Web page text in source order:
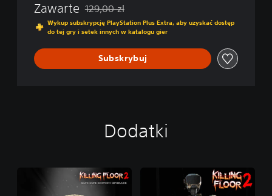
Zawarte Zastosowano zniżkę z oryginalnej ceny
129,00 zl
Wykup subskrypcję PlayStation Plus Extra, aby uzyskać dostęp
do tej gry i setek innych w katalogu gier
Subskrybuj
Dodatki